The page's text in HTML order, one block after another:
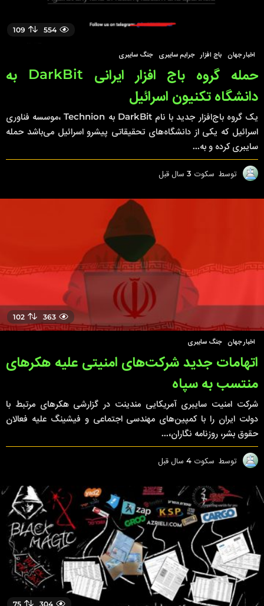
554
109
اخبار جهان ,
باج افزار ,
جرایم سایبری ,
جنگ سایبری
حمله گروه باج افزار ایرانی DarkBit به
دانشگاه تکنیون اسرائیل ‌
یک گروه باج‌افزار جدید با نام DarkBit به Technion ،موسسه فناوری
اسرائیل که یکی از دانشگاه‌های تحقیقاتی پیشرو اسرائیل می‌باشد حمله
سایبری کرده و به...
توسط سکوت 3 سال قبل
ل
363
102
اخبار جهان ,
جنگ سایبری
اتهامات جدید شرکت‌های امنیتی علیه هکرهای
منتسب به سپاه
شرکت‌ امنیت سایبری آمریکایی مندینت در گزارشی هکرهای مرتبط با
دولت ایران را با کمپین‌های مهندسی اجتماعی و فیشینگ علیه فعالان
حقوق بشر، روزنامه نگاران،...
توسط سکوت 4 سال قبل
ل
ق
ب
ل
304
75